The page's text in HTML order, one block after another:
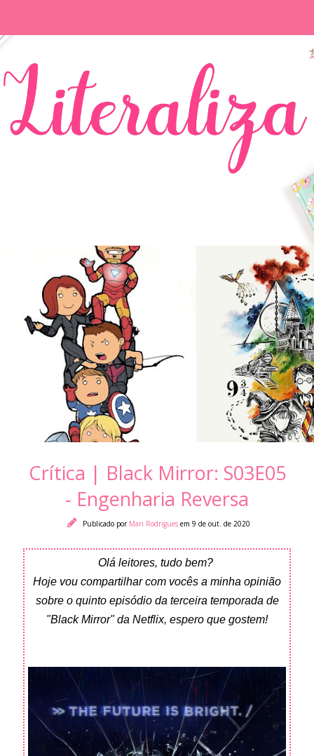
Crítica | Black Mirror: S03E05
- Engenharia Reversa
Publicado por Mari Rodrigues em 9 de out. de 2020
Olá leitores, tudo bem?
Hoje vou compartilhar com vocês a minha opinião
sobre o quinto episódio da terceira temporada de
"Black Mirror" da Netflix, espero que gostem!